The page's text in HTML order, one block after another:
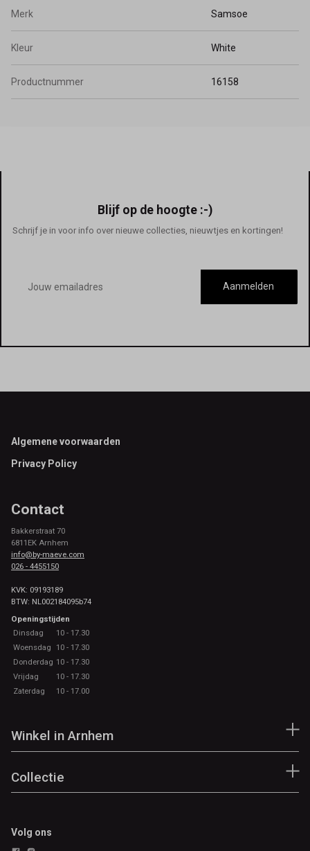
Merk Samsoe
Kleur White
Productnummer 16158
Blijf op de hoogte :-)
Schrijf je in voor info over nieuwe collecties, nieuwtjes en kortingen!
mailadres
Aanmelden
Footer
Algemene voorwaarden
Privacy Policy
Contact
Bakkerstraat 70
6811EK Arnhem
info@by-maeve.com
026 - 4455150
KVK: 09193189
BTW: NL002184095b74
Openingstijden
Dinsdag
10 - 17.30
Woensdag
10 - 17.30
Donderdag 10 - 17.30
Vrijdag
10 - 17.30
Zaterdag
10 - 17.00
Winkel in Arnhem
Collectie
Volg ons